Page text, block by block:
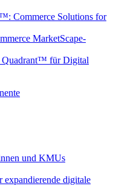
Commerce Solutions for
MarketScape-
Quadrant™ für Digital
und KMUs
digitale